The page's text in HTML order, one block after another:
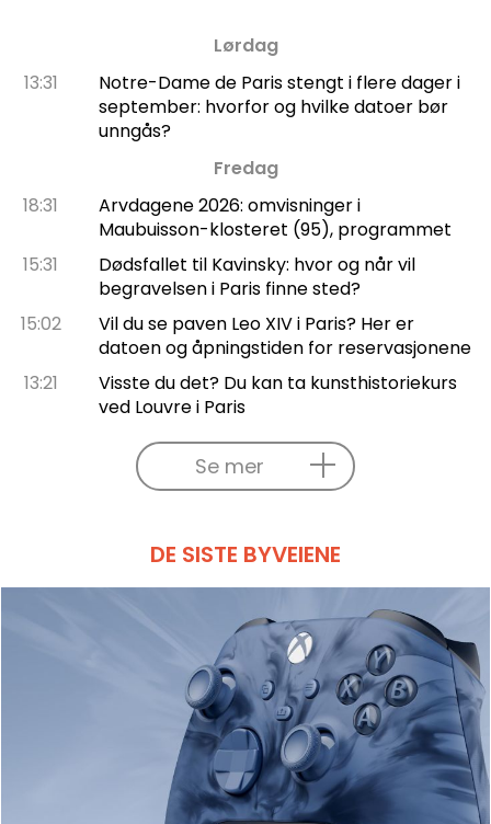
Lørdag
13:31
Notre-Dame de Paris stengt i flere dager i
september: hvorfor og hvilke datoer bør
unngås?
Fredag
18:31
Arvdagene 2026: omvisninger i
Maubuisson-klosteret (95), programmet
15:31
Dødsfallet til Kavinsky: hvor og når vil
begravelsen i Paris finne sted?
15:02
Vil du se paven Leo XIV i Paris? Her er
datoen og åpningstiden for reservasjonene
13:21
Visste du det? Du kan ta kunsthistoriekurs
ved Louvre i Paris
Se mer
DE SISTE BYVEIENE